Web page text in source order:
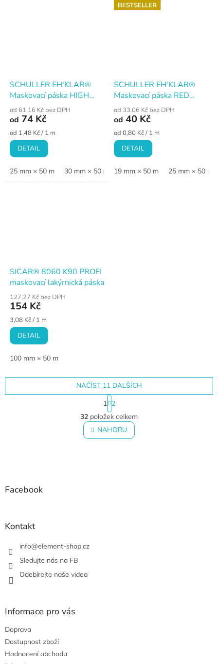
SCHULLER EH'KLAR®
Maskovací páska HIGH
CORE K50, vysoce
krepovaná
od 61,16 Kč bez DPH
od 74 Kč
Měrná
cena:
od 1,48 Kč / 1 m
DETAIL
25 mm × 50 m 30 mm × 50 m 38 mm × 50 m
BESTSELLER
SCHULLER EH'KLAR®
Maskovací páska RED
CORE K80, vyšší lepivost
od 33,06 Kč bez DPH
od 40 Kč
Měrná
cena:
od 0,80 Kč / 1 m
DETAIL
19 mm × 50 m 25 mm × 50 m
SICAR® 8060 K90 PROFI
maskovací lakýrnická páska
127,27 Kč bez DPH
154 Kč
Měrná
cena:
3,08 Kč / 1 m
DETAIL
100 mm × 50 m
O
v
l
á
NAČÍST 11 DALŠÍCH
S
t
r
á
n
k
1 2
32 položek celkem
NAHORU
Facebook
Kontakt
info@element-shop.cz
Sledujte nás na FB
Odebírejte naše videa
Informace pro vás
Doprava
Dostupnost zboží
Hodnocení obchodu